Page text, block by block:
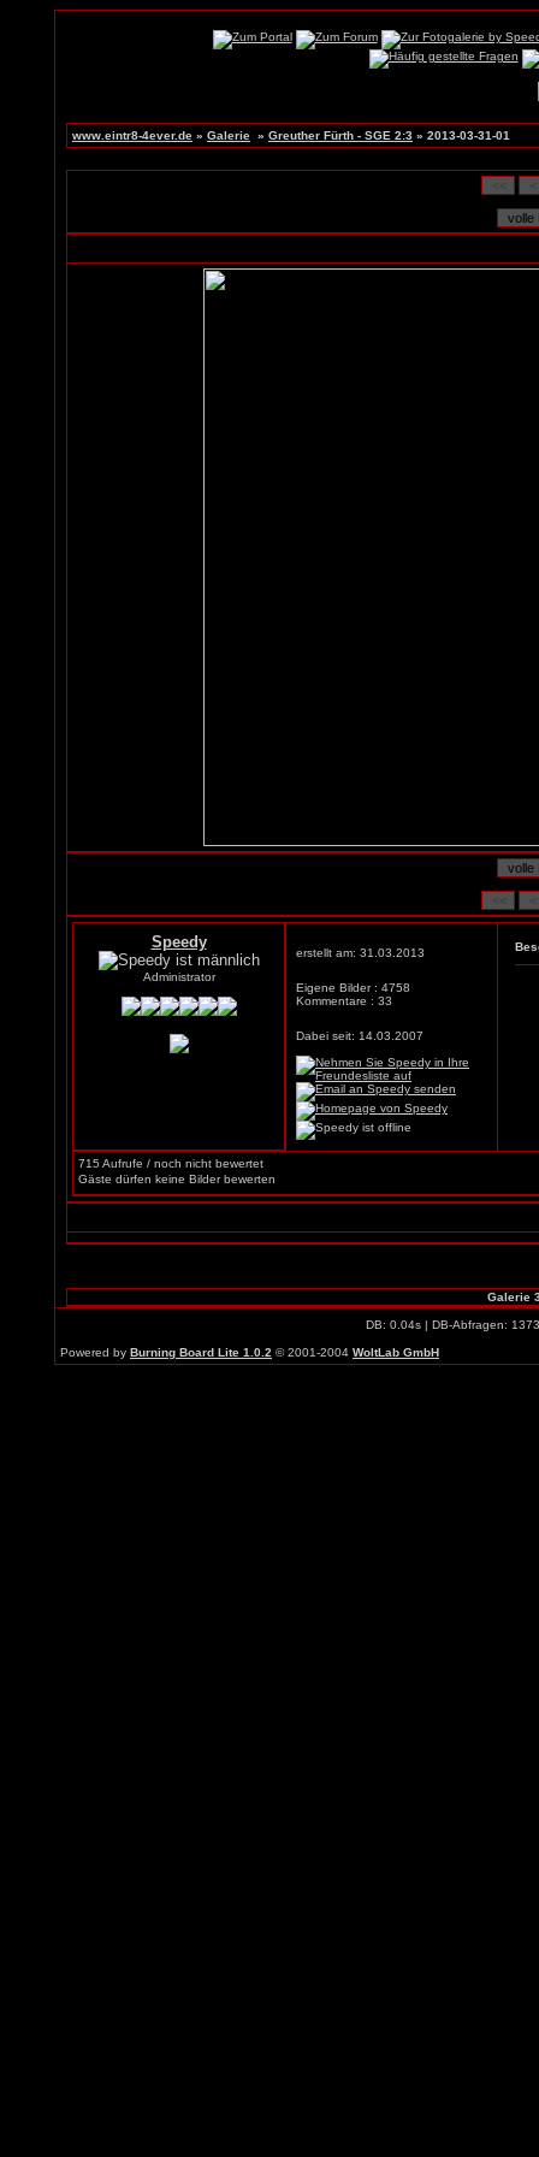
www.eintr8-4ever.de » Galerie » Greuther Fürth - SGE 2:3 » 2013-03-31-01
Speedy
Administrator
erstellt am: 31.03.2013
Eigene Bilder : 4758
Kommentare : 33
Dabei seit: 14.03.2007
715 Aufrufe / noch nicht bewertet
Gäste dürfen keine Bilder bewerten
Galerie
DB: 0.04s | DB-Abfragen:
Powered by Burning Board Lite 1.0.2 © 2001-2004 WoltLab GmbH